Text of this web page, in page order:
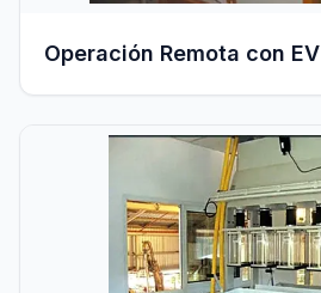
Operación Remota con EV